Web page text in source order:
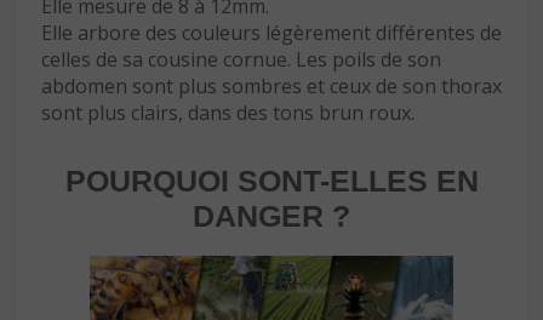
Elle mesure de 8 à 12mm.
Elle arbore des couleurs légèrement différentes de
celles de sa cousine cornue. Les poils de son
abdomen sont plus sombres et ceux de son thorax
sont plus clairs, dans des tons brun roux.
POURQUOI SONT-ELLES EN
DANGER ?